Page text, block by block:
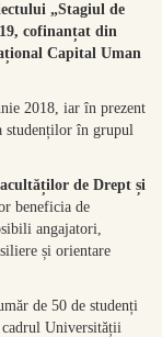
„Stagiul de
, cofinanțat din
Capital Uman
2018, iar în prezent
studenților în grupul
de Drept și
beneficia de
angajatori,
și orientare
de 50 de studenți
Universității